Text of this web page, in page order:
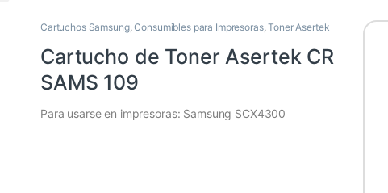
Cartuchos Samsung,Consumibles para Impresoras,Toner Asertek
Cartucho de Toner Asertek CR
SAMS 109
Para usarse en impresoras: Samsung SCX4300